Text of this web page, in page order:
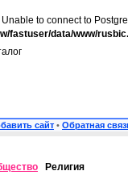
to connect to
fastuser/data/www/
сайт • Обратная
Религия